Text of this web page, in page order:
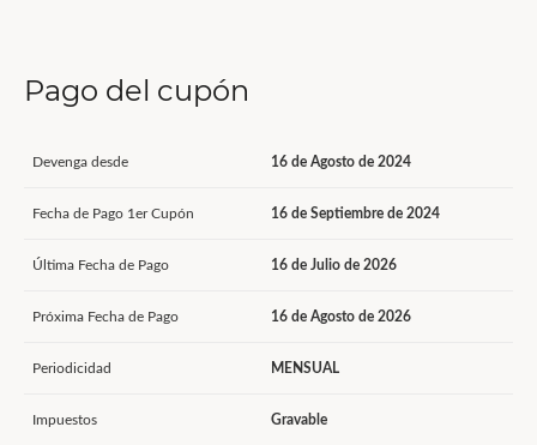
Pago del cupón
Devenga desde 16 de Agosto de 2024
Fecha de Pago 1er Cupón 16 de Septiembre de 2024
Última Fecha de Pago 16 de Julio de 2026
Próxima Fecha de Pago 16 de Agosto de 2026
Periodicidad MENSUAL
Impuestos Gravable